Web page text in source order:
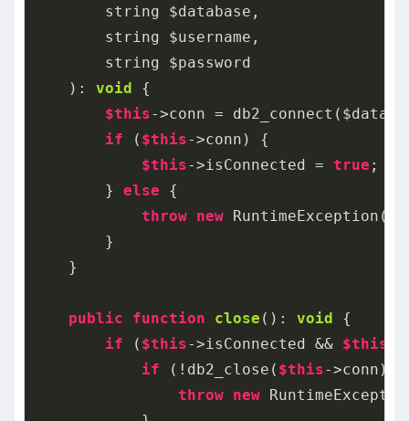
        string $database,
        string $username,
        string $password
    )
: void
{
$this->conn =
if ( $this->conn) {
$this->isConnected = true ;
        }
else {
throw new RuntimeException(
        }
    }
public function close () : void
{
if ( $this->isConnected && $this
if (!db2_close( $this->conn))
throw new